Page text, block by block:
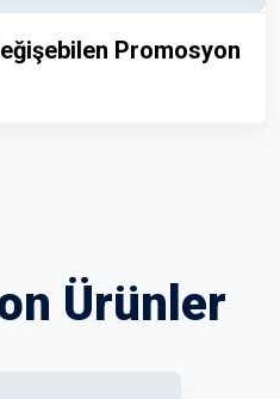
Promosyon
Ürünler